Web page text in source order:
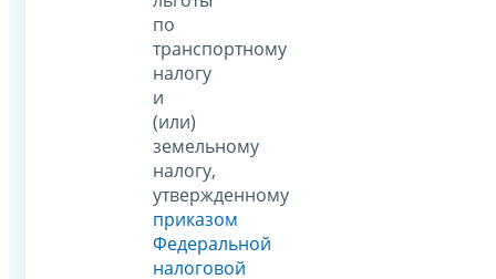
по
транспортному
налогу
и
(или)
земельному
налогу,
утвержденному
приказом
Федеральной
налоговой